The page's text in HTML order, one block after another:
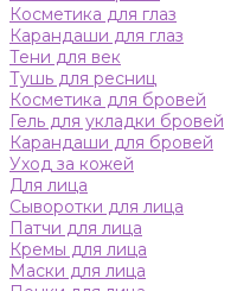
Косметика для глаз
Карандаши для глаз
Тени для век
Тушь для ресниц
Косметика для бровей
Гель для укладки бровей
Карандаши для бровей
Уход за кожей
Для лица
Сыворотки для лица
Патчи для лица
Кремы для лица
Маски для лица